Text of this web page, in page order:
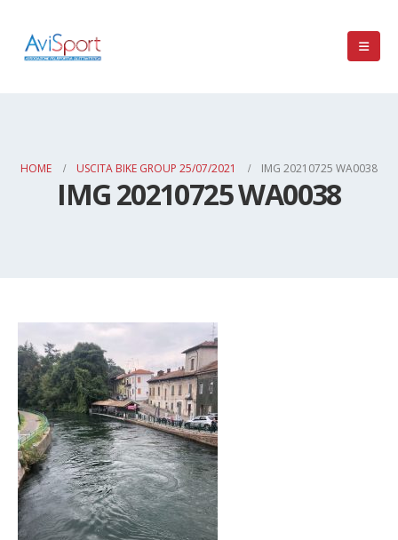
HOME USCITA BIKE GROUP 25/07/2021 IMG 20210725 WA0038
IMG 20210725 WA0038